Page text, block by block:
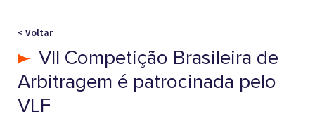
< Voltar
VII Competição Brasileira de
Arbitragem é patrocinada pelo
VLF